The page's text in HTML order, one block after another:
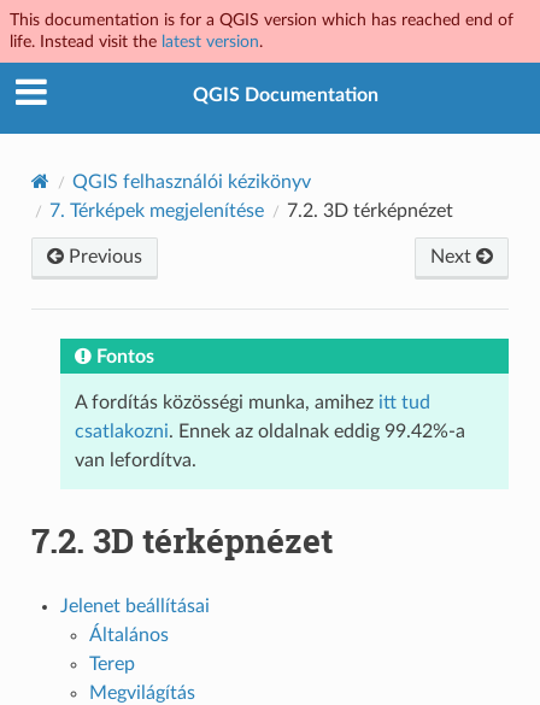
This documentation is for a QGIS version which has reached end of
life. Instead visit the latest version.
QGIS Documentation
QGIS felhasználói kézikönyv
7. Térképek megjelenítése 7.2. 3D térképnézet
Previous Next
Fontos
A fordítás közösségi munka, amihez itt tud
csatlakozni. Ennek az oldalnak eddig 99.42%-a
van lefordítva.
7.2. 3D térképnézet
Jelenet beállításai
Általános
Terep
Megvilágítás